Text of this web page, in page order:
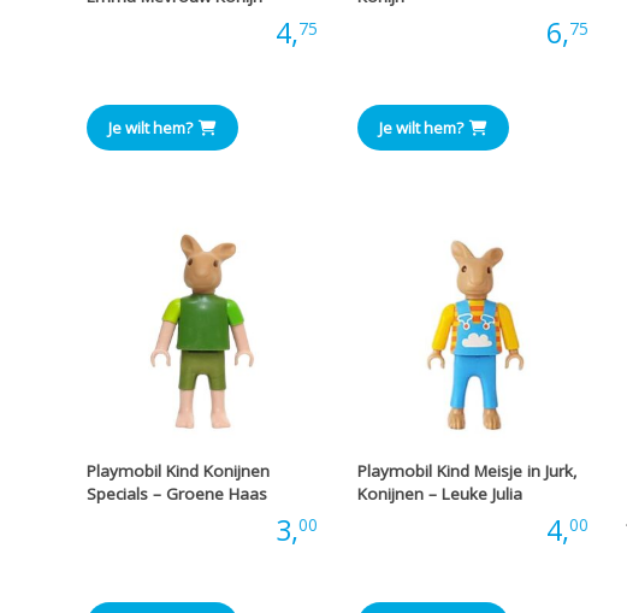
4,75
Je wilt hem?
6,75
Je wilt hem?
Playmobil Kind Konijnen
Specials – Groene Haas
3,00
Playmobil Kind Meisje in Jurk,
Konijnen – Leuke Julia
4,00